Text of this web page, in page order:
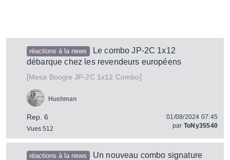
réactions à la news
Le combo JP-2C 1x12
débarque chez les revendeurs européens
[Mesa Boogie JP-2C 1x12 Combo]
Rep. 6
Vues 512
Hushman
01/08/2024 07:45
par ToNy35540
réactions à la news
Un nouveau combo signature